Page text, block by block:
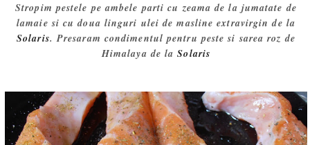
Stropim pestele pe ambele parti cu zeama de la jumatate de
lamaie si cu doua linguri ulei de masline extravirgin de la
Solaris. Presaram condimentul pentru peste si sarea roz de
Himalaya de laSolaris